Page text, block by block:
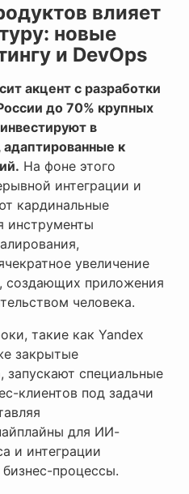
влияет
новые
и DevOps
акцент с разработки
до 70% крупных
в
к
На фоне этого
интеграции и
кардинальные
инструменты
увеличение
создающих приложения
человека.
такие как Yandex
закрытые
запускают специальные
клиентов под задачи
для ИИ-
и интеграции
процессы.